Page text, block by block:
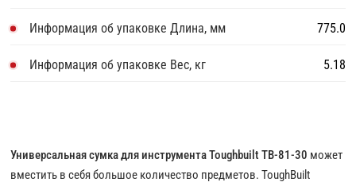
Универсальная сумка для инструмента Toughbuilt TB-81-30 может
вместить в себя большое количество предметов. ToughBuilt
Информация об упаковке Длина, мм 775.0
Информация об упаковке Вес, кг 5.18